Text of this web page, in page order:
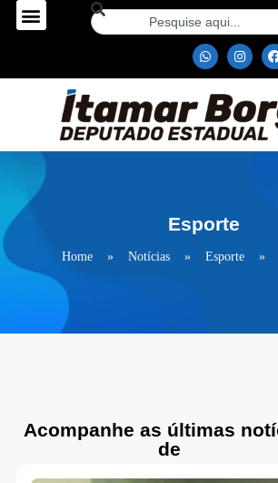
Esporte
Home » Notícias » Esporte »
Acompanhe as últimas
de